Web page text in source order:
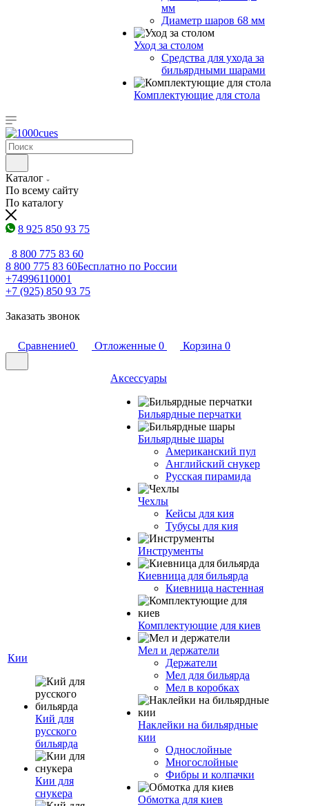
мм
Диаметр шаров 68 мм
Уход за столом
Средства для ухода за
бильярдными шарами
Комплектующие для стола
Каталог
По всему сайту
По каталогу
8 925 850 93 75
8 800 775 83 60
8 800 775 83 60Бесплатно по России
+74996110001
+7 (925) 850 93 75
Заказать звонок
Сравнение0 Отложенные 0 Корзина 0
Кии
Кий для
русского
бильярда
Кии для
снукера
Аксессуары
Бильярдные перчатки
Бильярдные шары
Американский пул
Английский снукер
Русская пирамида
Чехлы
Кейсы для кия
Тубусы для кия
Инструменты
Киевница для бильярда
Киевница настенная
Комплектующие для киев
Мел и держатели
Держатели
Мел для бильярда
Мел в коробках
Наклейки на бильярдные
кии
Однослойные
Многослойные
Фибры и колпачки
Обмотка для киев